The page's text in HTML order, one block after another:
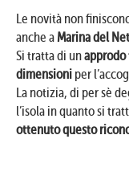
Le novità non
anche aMarina del
Si tratta di un
dimensioni per
La notizia, di per sè
l’isola in quanto si
ottenuto questo